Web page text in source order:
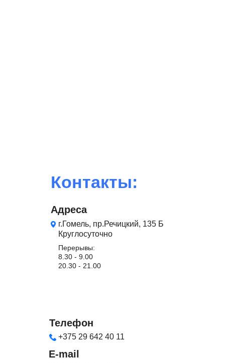
Контакты:
Адреса
г.Гомель, пр.Речицкий, 135 Б
Круглосуточно
Перерывы:
8.30 - 9.00
20.30 - 21.00
Телефон
+375 29 642 40 11
E-mail